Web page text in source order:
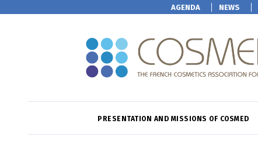
AGENDA NEWS
PRESENTATION AND MISSIONS OF COSMED